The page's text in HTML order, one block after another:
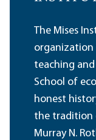
The Mises
teaching
School of
honest
the tradition
Murray N.